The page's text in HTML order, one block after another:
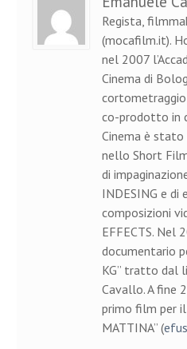
Regista,
(mocafilm.it).
nel 2007
Cinema di
co-prodotto in
Cinema è stato
nello Short
di
INDESING e
composizioni
EFFECTS. Nel
documentario
KG” tratto dal
Cavallo. A fine
primo film per il
MATTINA” (